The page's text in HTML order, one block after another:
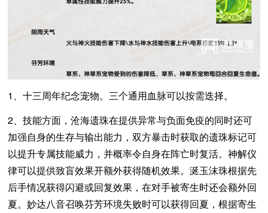
1、十三周年纪念宠物。三个通用血脉可以按需迭择。
2、技能方面，沧海遗珠在提供异常与负面免疫的同时还可
加强自身的生存与输出能力，双方暴击时获取的遗珠标记可
以提升专属技能威力，并概率令自身在阵亡时复活。神解仪
律可以提供致盲效果开额外获得随机效果。涎玉沫珠根据先
后手情况获得闪避或回复效果，在对手被寄生时还会额外回
夏。妙达八音召唤芬芳环境失败时可以获得回夏，根据寄生